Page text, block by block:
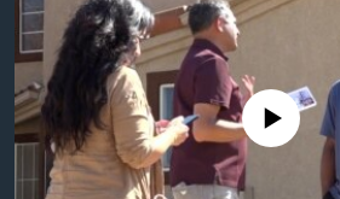
និង​
ចូល​
ទៅ​
ទំព័រ​
រចនា
រំលង​
ទូរទស្សន៍ / វីដេអូ​
វិទ្យុ / ផតខាសថ៍
កម្មវិធីទាំងអស់
Khmer English
No media source